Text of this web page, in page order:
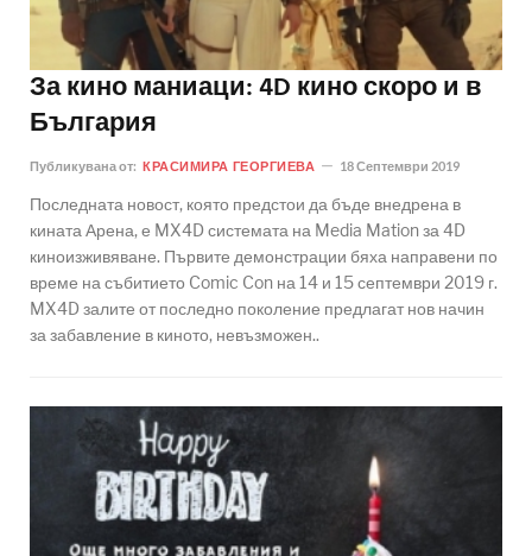
За кино маниаци: 4D кино скоро и в
България
Публикувана от: КРАСИМИРА ГЕОРГИЕВА 18 Септември 2019
Последната новост, която предстои да бъде внедрена в
кината Арена, е MX4D системата на Media Mation за 4D
киноизживяване. Първите демонстрации бяха направени по
време на събитието Comic Con на 14 и 15 септември 2019 г.
MX4D залите от последно поколение предлагат нов начин
за забавление в киното, невъзможен..